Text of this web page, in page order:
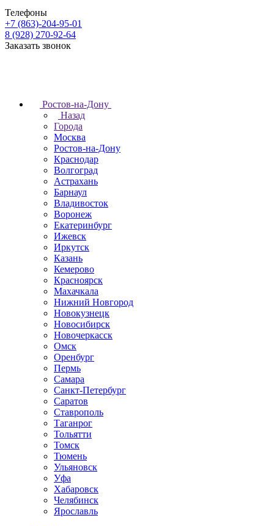
Телефоны
+7 (863)-204-95-01
8 (928) 270-92-64
Заказать звонок
Ростов-на-Дону
Назад
Города
Москва
Ростов-на-Дону
Краснодар
Волгоград
Астрахань
Барнаул
Владивосток
Воронеж
Екатеринбург
Ижевск
Иркутск
Казань
Кемерово
Красноярск
Махачкала
Нижний Новгород
Новокузнецк
Новосибирск
Новочеркаcск
Омск
Оренбург
Пермь
Самара
Санкт-Петербург
Саратов
Ставрополь
Таганрог
Тольятти
Томск
Тюмень
Ульяновск
Уфа
Хабаровск
Челябинск
Ярославль